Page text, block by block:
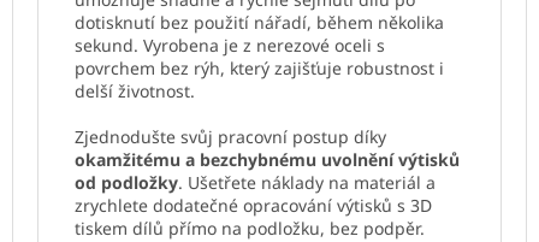
dotisknutí bez použití nářadí, během několika
sekund. Vyrobena je z nerezové oceli s
povrchem bez rýh, který zajišťuje robustnost i
delší životnost.
Zjednodušte svůj pracovní postup díky
okamžitému a bezchybnému uvolnění výtisků
od podložky. Ušetřete náklady na materiál a
zrychlete dodatečné opracování výtisků s 3D
tiskem dílů přímo na podložku, bez podpěr.